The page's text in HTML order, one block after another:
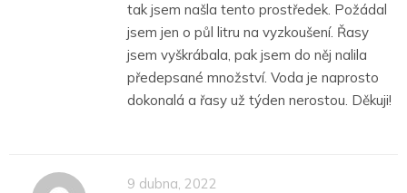
tak jsem našla tento prostředek. Požádal
jsem jen o půl litru na vyzkoušení. Řasy
jsem vyškrábala, pak jsem do něj nalila
předepsané množství. Voda je naprosto
dokonalá a řasy už týden nerostou. Děkuji!
9 dubna, 2022